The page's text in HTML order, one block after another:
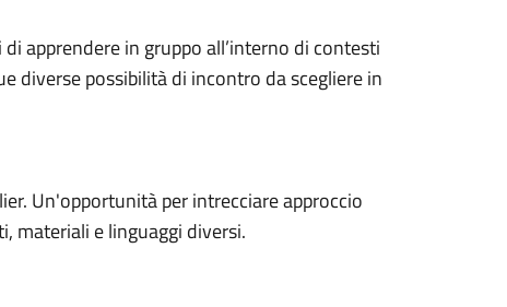
di apprendere in gruppo all’interno di contesti
diverse possibilità di incontro da scegliere in
Un'opportunità per intrecciare approccio
materiali e linguaggi diversi.